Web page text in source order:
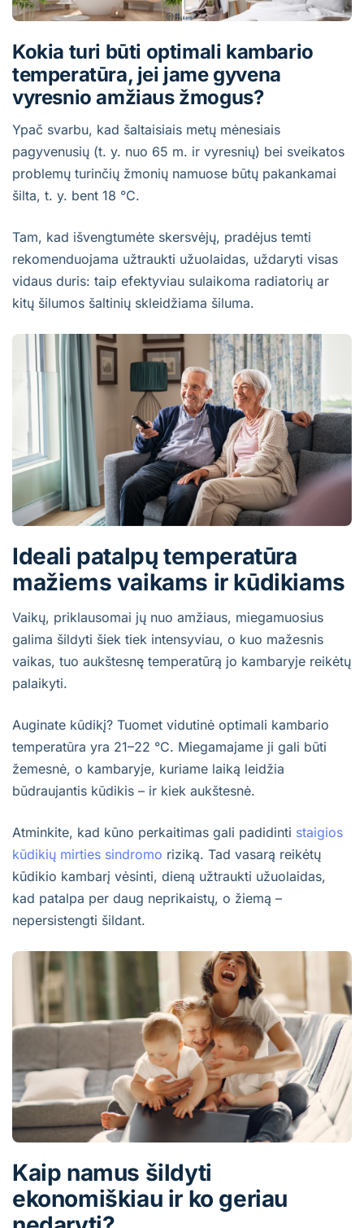
Kokia turi būti optimali kambario
temperatūra, jei jame gyvena
vyresnio amžiaus žmogus?
Ypač svarbu, kad šaltaisiais metų mėnesiais
pagyvenusių (t. y. nuo 65 m. ir vyresnių) bei sveikatos
problemų turinčių žmonių namuose būtų pakankamai
šilta, t. y. bent 18 °C.
Tam, kad išvengtumėte skersvėjų, pradėjus temti
rekomenduojama užtraukti užuolaidas, uždaryti visas
vidaus duris: taip efektyviau sulaikoma radiatorių ar
kitų šilumos šaltinių skleidžiama šiluma.
Ideali patalpų temperatūra
mažiems vaikams ir kūdikiams
Vaikų, priklausomai jų nuo amžiaus, miegamuosius
galima šildyti šiek tiek intensyviau, o kuo mažesnis
vaikas, tuo aukštesnę temperatūrą jo kambaryje reikėtų
palaikyti.
Auginate kūdikį? Tuomet vidutinė optimali kambario
temperatūra yra 21–22 °C. Miegamajame ji gali būti
žemesnė, o kambaryje, kuriame laiką leidžia
būdraujantis kūdikis – ir kiek aukštesnė.
Atminkite, kad kūno perkaitimas gali padidinti staigios
kūdikių mirties sindromo riziką. Tad vasarą reikėtų
kūdikio kambarį vėsinti, dieną užtraukti užuolaidas,
kad patalpa per daug neprikaistų, o žiemą –
nepersistengti šildant.
Kaip namus šildyti
ekonomiškiau ir ko geriau